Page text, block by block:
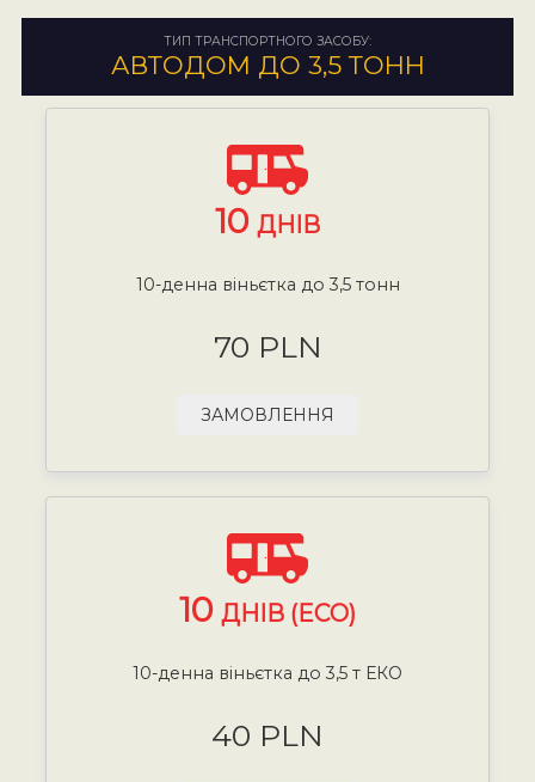
ТИП ТРАНСПОРТНОГО ЗАСОБУ:
АВТОДОМ ДО 3,5 ТОНН
10 ДНІВ
10-денна віньєтка до 3,5 тонн
70 PLN
ЗАМОВЛЕННЯ
10 ДНІВ (ECO)
10-денна віньєтка до 3,5 т ЕКО
40 PLN